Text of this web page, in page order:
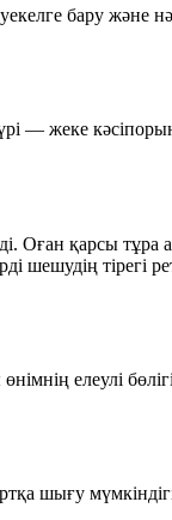
бару және
— жеке
Оған қарсы
шешудің
елеулі
шығу